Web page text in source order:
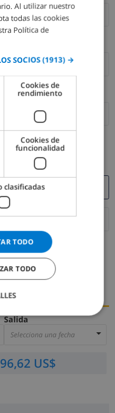
e-mail no funcione
asterisco son obligatorios )
personales no serán
o empresa.
Salida
Selecciona una fecha
96,62 US$
DUTCH
FRENCH
GERMAN
CATALAN
ITALIAN
DANISH
Al utilizar nuestro
todas las cookies
Política de
SOCIOS (1913) →
Cookies de
rendimiento
Cookies de
funcionalidad
clasificadas
TODO
TODO